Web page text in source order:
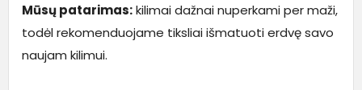
Mūsų patarimas:kilimai dažnai nuperkami per maži,
todėl rekomenduojame tiksliai išmatuoti erdvę savo
naujam kilimui.